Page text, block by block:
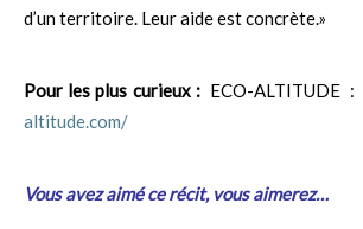
d’un territoire. Leur aide est concrète.»
Pour les plus curieux :ECO-ALTITUDE
altitude.com/
Vous avez aimé ce récit, vous aimerez…